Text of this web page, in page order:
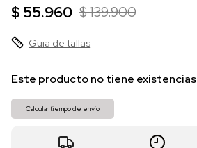
$ 55.960 $ 139.900
Guia de tallas
Este producto no tiene existencias
Calcular tiempo de envío